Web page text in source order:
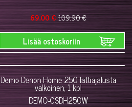
69.00 €109.90 €
Lisää ostoskoriin
Demo Denon Home 250 lattiajalusta
valkoinen, 1 kpl
DEMO-CSDH250W